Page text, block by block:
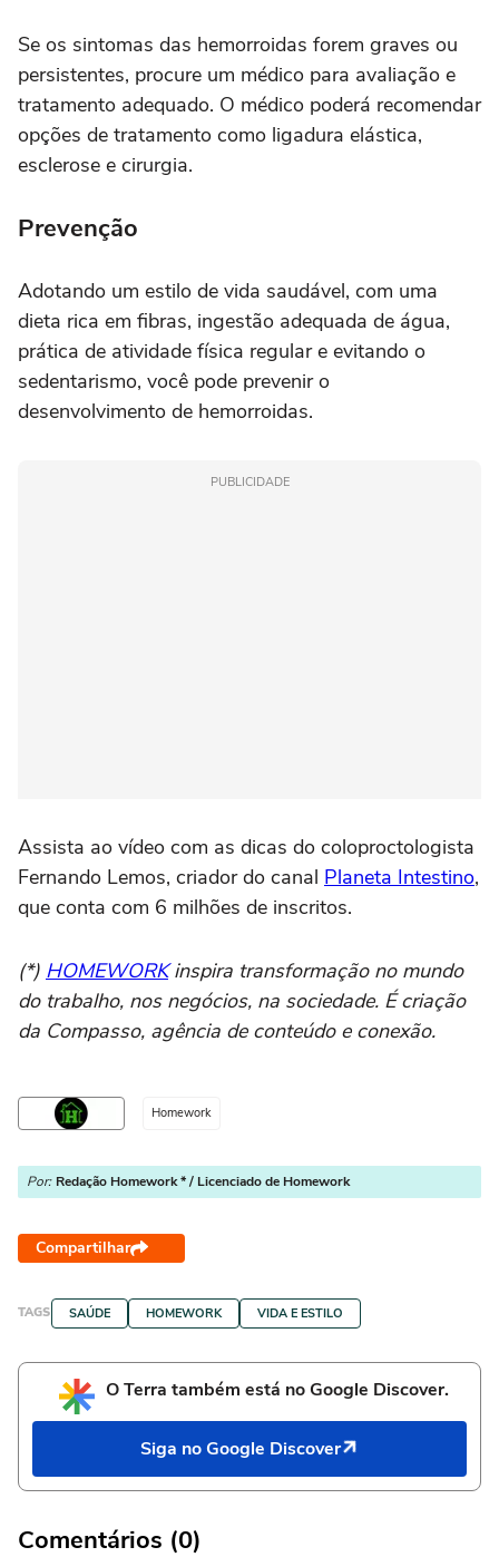
Se os sintomas das hemorroidas forem graves ou
persistentes, procure um médico para avaliação e
tratamento adequado. O médico poderá recomendar
opções de tratamento como ligadura elástica,
esclerose e cirurgia.
Prevenção
Adotando um estilo de vida saudável, com uma
dieta rica em fibras, ingestão adequada de água,
prática de atividade física regular e evitando o
sedentarismo, você pode prevenir o
desenvolvimento de hemorroidas.
PUBLICIDADE
Assista ao vídeo com as dicas do coloproctologista
Fernando Lemos, criador do canal Planeta Intestino,
que conta com 6 milhões de inscritos.
(*) HOMEWORKinspira transformação no mundo
do trabalho, nos negócios, na sociedade. É criação
da Compasso, agência de conteúdo e conexão.
Homework
Por: Redação Homework * / Licenciado de Homework
Compartilhar
TAGS SAÚDE HOMEWORK VIDA E ESTILO
O Terra também está no Google Discover.
Siga no Google Discover
Comentários (0)